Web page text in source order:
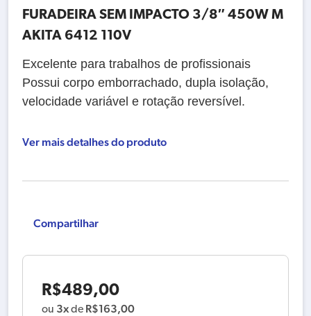
FURADEIRA SEM IMPACTO 3/8″ 450W M
AKITA 6412 110V
Excelente para trabalhos de profissionais
Possui corpo emborrachado, dupla isolação,
velocidade variável e rotação reversível.
Ver mais detalhes do produto
Compartilhar
R$489,00
ou 3xde R$163,00